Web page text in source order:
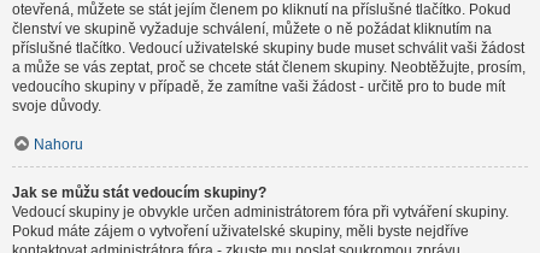
otevřená, můžete se stát jejím členem po kliknutí na příslušné tlačítko. Pokud
členství ve skupině vyžaduje schválení, můžete o ně požádat kliknutím na
příslušné tlačítko. Vedoucí uživatelské skupiny bude muset schválit vaši žádost
a může se vás zeptat, proč se chcete stát členem skupiny. Neobtěžujte, prosím,
vedoucího skupiny v případě, že zamítne vaši žádost - určitě pro to bude mít
svoje důvody.
Nahoru
Jak se můžu stát vedoucím skupiny?
Vedoucí skupiny je obvykle určen administrátorem fóra při vytváření skupiny.
Pokud máte zájem o vytvoření uživatelské skupiny, měli byste nejdříve